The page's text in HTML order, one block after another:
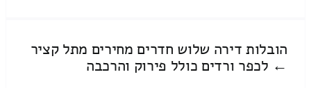
הובלות דירה שלוש חדרים מחירים מתל קציר
← לכפר ורדים כולל פירוק והרכבה